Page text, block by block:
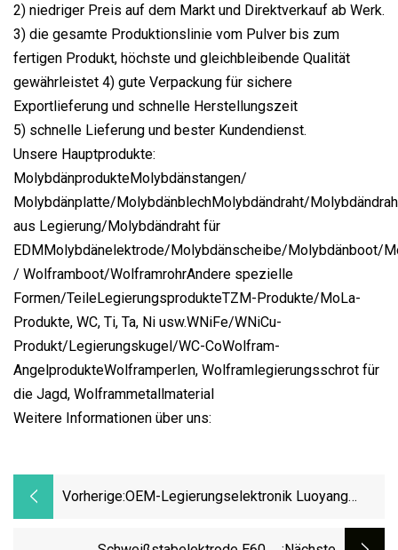
2) niedriger Preis auf dem Markt und Direktverkauf ab Werk.
3) die gesamte Produktionslinie vom Pulver bis zum
fertigen Produkt, höchste und gleichbleibende Qualität
gewährleistet 4) gute Verpackung für sichere
Exportlieferung und schnelle Herstellungszeit
5) schnelle Lieferung und bester Kundendienst.
Unsere Hauptprodukte:
MolybdänprodukteMolybdänstangen/
Molybdänplatte/MolybdänblechMolybdändraht/
aus Legierung/Molybdändraht für
EDMMolybdänelektrode/Molybdänscheibe/Molybdänboot/
/ Wolframboot/WolframrohrAndere spezielle
Formen/TeileLegierungsprodukteTZM-Produkte/MoLa-
Produkte, WC, Ti, Ta, Ni usw.WNiFe/WNiCu-
Produkt/Legierungskugel/WC-CoWolfram-
AngelprodukteWolframperlen, Wolframlegierungsschrot für
die Jagd, Wolframmetallmaterial
Weitere Informationen über uns:
Vorherige:OEM-Legierungselektronik Luoyang
Electrodes Wt, Wl